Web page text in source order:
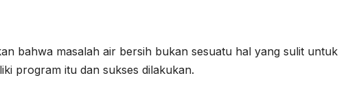
bahwa masalah air bersih bukan sesuatu hal yang sulit untuk
program itu dan sukses dilakukan.